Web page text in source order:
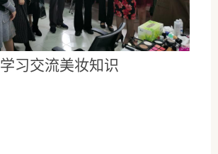
学习交流美妆知识